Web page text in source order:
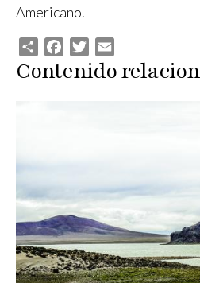
Americano.
Share Facebook
Twitter
Contenido